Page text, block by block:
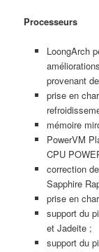
Processeurs
LoongArch
provenant
prise en
mémoire
PowerVM
CPU
correction
Sapphire
prise en
support du
et Jadeite ;
support du